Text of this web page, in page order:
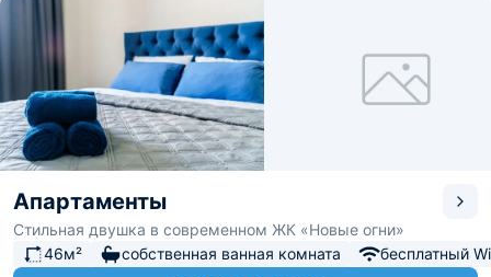
Апартаменты
Стильная двушка в современном ЖК «Новые огни»
46м²
собственная ванная комната бесплатный